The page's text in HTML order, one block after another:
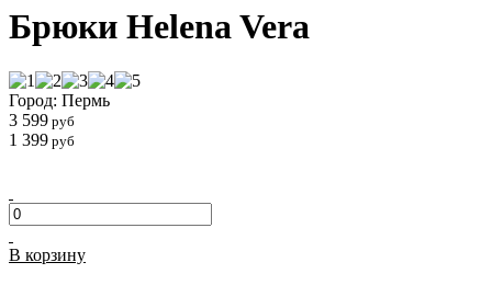
Брюки Helena Vera
Город: Пермь
3 599 руб
1 399 руб
В корзину